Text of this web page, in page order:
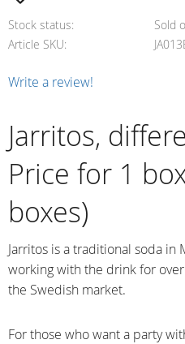
Stock status
Sold
Article SKU
Write a review!
Jarritos,
Price for 1
boxes)
Jarritos is a traditional soda in
working with the drink for
the Swedish market.
For those who want a party